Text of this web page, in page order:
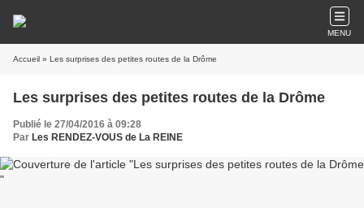
MENU
Accueil » Les surprises des petites routes de la Drôme
Les surprises des petites routes de la Drôme
Publié le 27/04/2016 à 09:28
Par Les RENDEZ-VOUS de La REINE